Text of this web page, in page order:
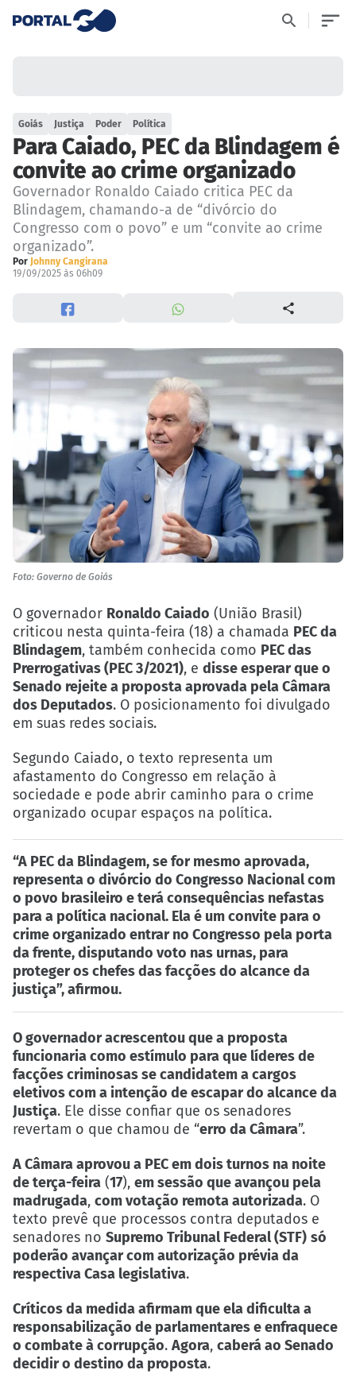
Goiás Justiça Poder Política
Para Caiado, PEC da Blindagem é
convite ao crime organizado
Governador Ronaldo Caiado critica PEC da
Blindagem, chamando-a de “divórcio do
Congresso com o povo” e um “convite ao crime
organizado”.
Por Johnny Cangirana
19/09/2025 às 06h09
Foto: Governo de Goiás
O governador Ronaldo Caiado (União Brasil)
criticou nesta quinta-feira (18) a chamada PEC da
Blindagem, também conhecida como PEC das
Prerrogativas (PEC 3/2021), e disse esperar que o
Senado rejeite a proposta aprovada pela Câmara
dos Deputados. O posicionamento foi divulgado
em suas redes sociais.
Segundo Caiado, o texto representa um
afastamento do Congresso em relação à
sociedade e pode abrir caminho para o crime
organizado ocupar espaços na política.
“A PEC da Blindagem, se for mesmo aprovada,
representa o divórcio do Congresso Nacional com
o povo brasileiro e terá consequências nefastas
para a política nacional. Ela é um convite para o
crime organizado entrar no Congresso pela porta
da frente, disputando voto nas urnas, para
proteger os chefes das facções do alcance da
justiça”, afirmou.
O governador acrescentou que a proposta
funcionaria como estímulo para que líderes de
facções criminosas se candidatem a cargos
eletivos com a intenção de escapar do alcance da
Justiça. Ele disse confiar que os senadores
revertam o que chamou de “erro da Câmara”.
A Câmara aprovou a PEC em dois turnos na noite
de terça-feira (17), em sessão que avançou pela
madrugada, com votação remota autorizada. O
texto prevê que processos contra deputados e
senadores no Supremo Tribunal Federal (STF) só
poderão avançar com autorização prévia da
respectiva Casa legislativa.
Críticos da medida afirmam que ela dificulta a
responsabilização de parlamentares e enfraquece
o combate à corrupção. Agora, caberá ao Senado
decidir o destino da proposta.